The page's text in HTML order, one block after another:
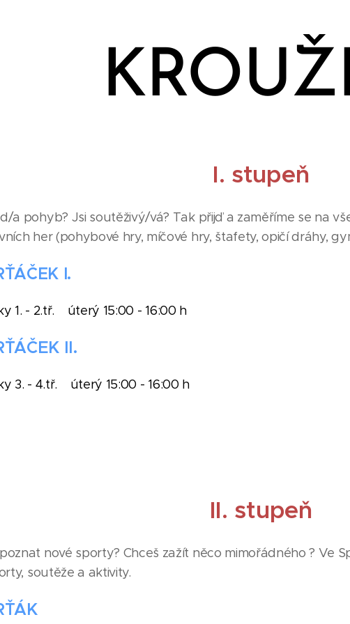
I. stupeň
a pohyb? Jsi soutěživý/vá? Tak přijď a zaměříme se na
her (pohybové hry, míčové hry, štafety, opičí dráhy,
I.
1. - 2.tř. úterý 15:00 - 16:00 h
II.
3. - 4.tř. úterý 15:00 - 16:00 h
II. stupeň
nové sporty? Chceš zažít něco mimořádného ? Ve
soutěže a aktivity.